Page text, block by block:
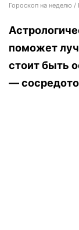
Гороскоп на неделю
поможет
стоит быть
—